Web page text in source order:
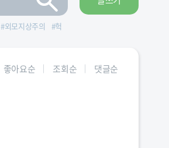
#외모지상주의 #헉
좋아요순 조회순 댓글순